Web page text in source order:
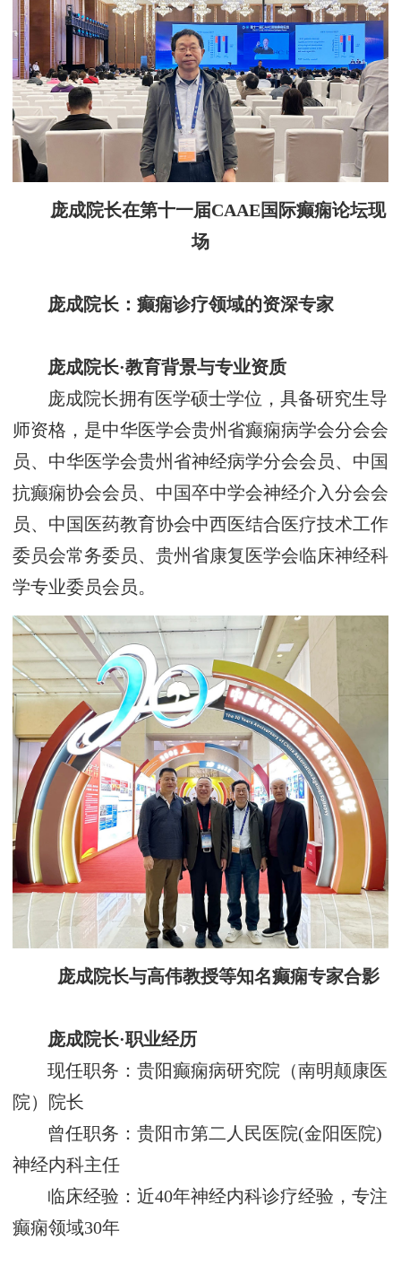
庞成院长在第十一届CAAE国际癫痫论坛现
场
庞成院长：癫痫诊疗领域的资深专家
庞成院长·教育背景与专业资质
庞成院长拥有医学硕士学位，具备研究生导
师资格，是中华医学会贵州省癫痫病学会分会会
员、 中华医学会贵州省神经病学分会会员、 中国
抗癫痫协会会员、 中国卒中学会神经介入分会会
员、 中国医药教育协会中西医结合医疗技术工作
委员会常务委员、 贵州省康复医学会临床神经科
学专业委员会员。
庞成院长与高伟教授等知名癫痫专家合影
庞成院长·职业经历
现任职务 ‌：贵阳癫痫病研究院（南明颠康医
院）院长
曾任职务 ‌：贵阳市第二人民医院(金阳医院)
神经内科主任
临床经验 ‌：近40年神经内科诊疗经验，专注
癫痫领域30年